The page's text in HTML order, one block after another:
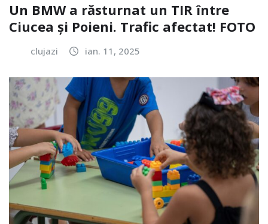
Un BMW a răsturnat un TIR între
Ciucea și Poieni. Trafic afectat! FOTO
clujazi ian. 11, 2025